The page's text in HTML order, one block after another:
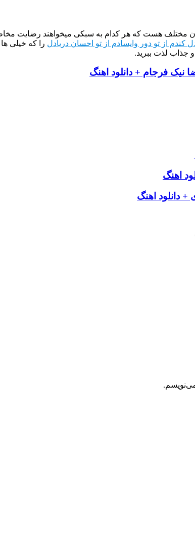
مختلف هست که هر کدام به سبکی میخواهند رضایت
کندم از تو دور وایسادم از تو احسان دریادل را که خیلی
جذاب لذت ببرید.
نیک فرجام + دانلود اهنگ
اهنگ
دانلود اهنگ